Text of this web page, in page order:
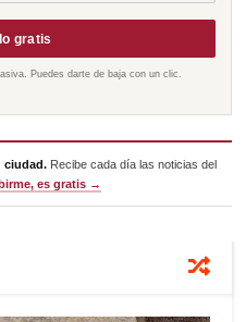
gratis
Puedes darte de baja con un clic.
ciudad. Recibe cada día las noticias del
es gratis →